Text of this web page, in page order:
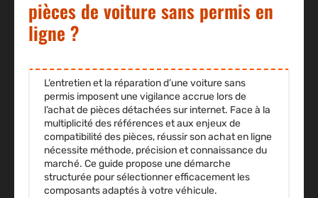
pièces de voiture sans permis en
ligne ?
L’entretien et la réparation d’unevoiture sans
permis imposent une vigilance accrue lors de
l’achat de pièces détachéessur internet. Face à la
multiplicité des références et aux enjeux de
compatibilité des pièces, réussir sonachat en ligne
nécessite méthode, précision et connaissance du
marché. Ce guide propose une démarche
structurée pour sélectionner efficacement les
composants adaptés à votre véhicule.